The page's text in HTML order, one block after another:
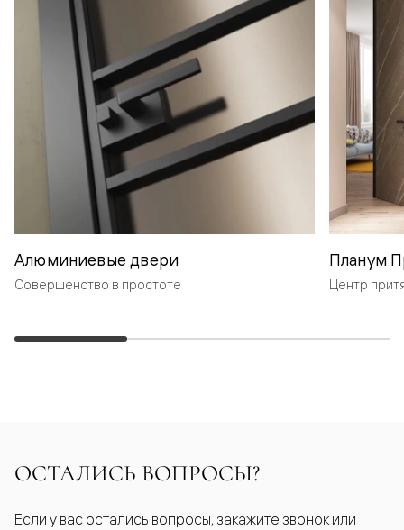
Алюминиевые двери
Совершенство в простоте
Планум
Центр
ОСТАЛИСЬ ВОПРОСЫ?
Если у вас остались вопросы, закажите звонок или